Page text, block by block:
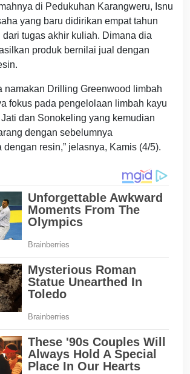
di Pedukuhan Karangweru, Isnu
yang baru didirikan empat tahun
dari tugas akhir kuliah. Dimana dia
produk bernilai jual dengan
namakan Drilling Greenwood limbah
fokus pada pengelolaan limbah kayu
dan Sonokeling yang kemudian
dengan sebelumnya
dengan resin,” jelasnya, Kamis (4/5).